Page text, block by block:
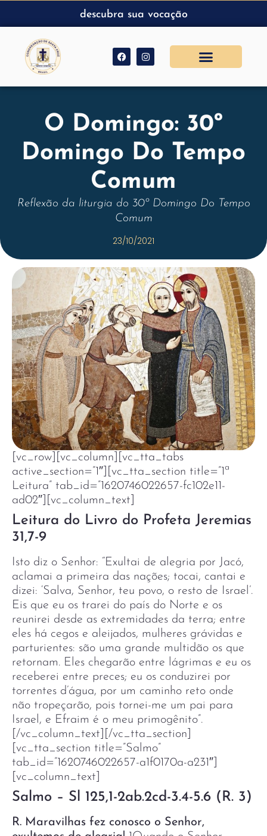
descubra sua vocação
O Domingo: 30º
Domingo Do Tempo
Comum
Reflexão da liturgia do 30º Domingo Do Tempo
Comum
23/10/2021
[vc_row][vc_column][vc_tta_tabs
active_section=”1″][vc_tta_section title=”1ª
Leitura” tab_id=”1620746022657-fc102e11-
ad02″][vc_column_text]
Leitura do Livro do Profeta Jeremias
31,7-9
Isto diz o Senhor: “Exultai de alegria por Jacó,
aclamai a primeira das nações; tocai, cantai e
dizei: ‘Salva, Senhor, teu povo, o resto de Israel’.
Eis que eu os trarei do país do Norte e os
reunirei desde as extremidades da terra; entre
eles há cegos e aleijados, mulheres grávidas e
parturientes: são uma grande multidão os que
retornam. Eles chegarão entre lágrimas e eu os
receberei entre preces; eu os conduzirei por
torrentes d’água, por um caminho reto onde
não tropeçarão, pois tornei-me um pai para
Israel, e Efraim é o meu primogênito”.
[/vc_column_text][/vc_tta_section]
[vc_tta_section title=”Salmo”
tab_id=”1620746022657-a1f0170a-a231″]
[vc_column_text]
Salmo – Sl 125,1-2ab.2cd-3.4-5.6 (R. 3)
R. Maravilhas fez conosco o Senhor,